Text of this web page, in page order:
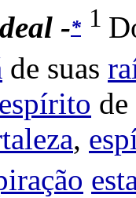
-* 1
de suas
espírito de
,